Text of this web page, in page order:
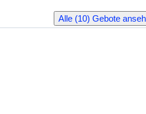
Alle (10) Gebote